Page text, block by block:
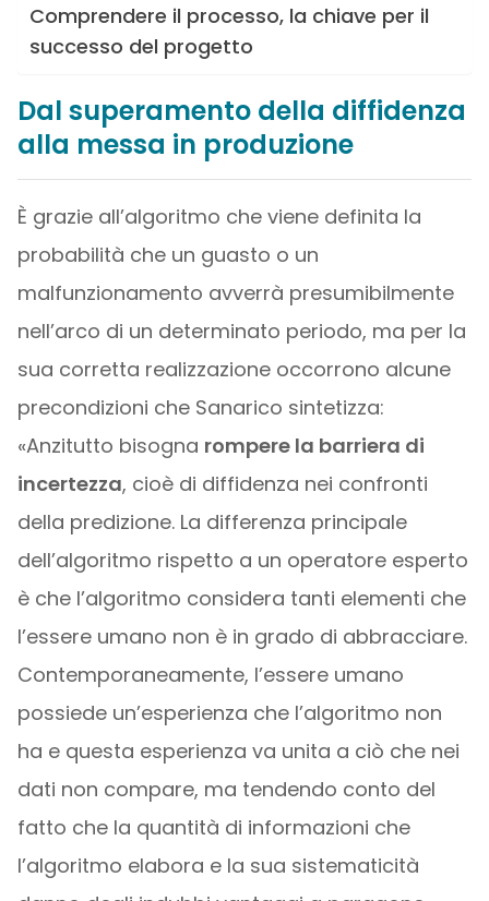
Comprendere il processo, la chiave per il
successo del progetto
Dal superamento della diffidenza
alla messa in produzione
È grazie all’algoritmo che viene definita la
probabilità che un guasto o un
malfunzionamento avverrà presumibilmente
nell’arco di un determinato periodo, ma per la
sua corretta realizzazione occorrono alcune
precondizioni che Sanarico sintetizza:
«Anzitutto bisogna rompere la barriera di
incertezza, cioè di diffidenza nei confronti
della predizione. La differenza principale
dell’algoritmo rispetto a un operatore esperto
è che l’algoritmo considera tanti elementi che
l’essere umano non è in grado di abbracciare.
Contemporaneamente, l’essere umano
possiede un’esperienza che l’algoritmo non
ha e questa esperienza va unita a ciò che nei
dati non compare, ma tendendo conto del
fatto che la quantità di informazioni che
l’algoritmo elabora e la sua sistematicità